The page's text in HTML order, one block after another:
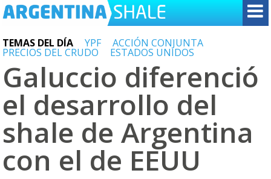
TEMAS DEL DÍA YPF ACCIÓN CONJUNTA
PRECIOS DEL CRUDO ESTADOS UNIDOS
Galuccio diferenció
el desarrollo del
shale de Argentina
con el de EEUU